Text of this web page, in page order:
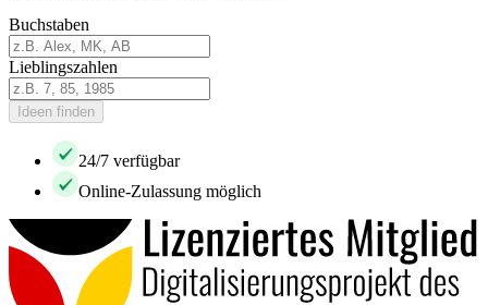
Buchstaben
Lieblingszahlen
Ideen finden
24/7 verfügbar
Online-Zulassung möglich